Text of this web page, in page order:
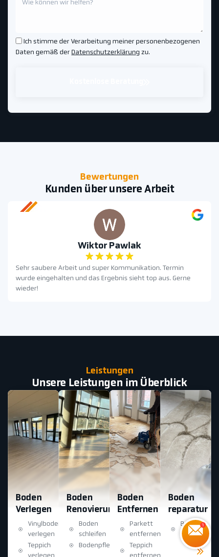
Ich stimme der Verarbeitung meiner personenbezogenen
Daten gemäß der Datenschutzerklärung zu.
Bewertungen
Kunden über unsere Arbeit
Wiktor Pawlak
Sehr saubere Arbeit und super Kommunikation. Termin
wurde eingehalten und das Ergebnis sieht top aus. Gerne
wieder!
Leistungen
Unsere Leistungen im Überblick
Boden
Verlegen
Vinylboden
verlegen
Teppich
Boden
Renovierung
Boden
schleifen
Bodenpflege
Boden
Entfernen
Parkett
entfernen
Teppich
Boden
reparatur
Boden
reparatur
Mehr